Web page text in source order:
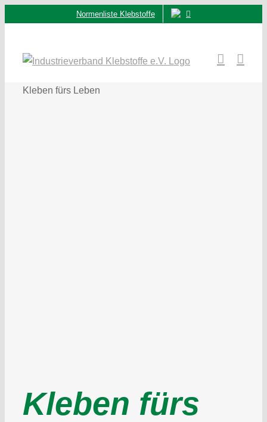
Normenliste Klebstoffe
Kleben fürs Leben
Kleben fürs